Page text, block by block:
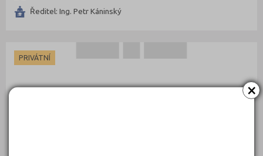
×
Ředitel: Ing. Petr Káninský
PRIVÁTNÍ
Potravinářské středisko praktického vyučování s.r.o. v